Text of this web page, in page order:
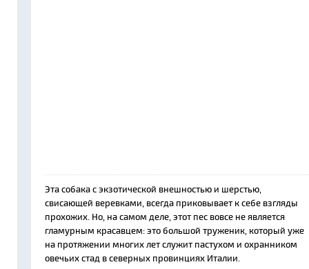
Эта собака с экзотической внешностью и шерстью,
свисающей веревками, всегда приковывает к себе взгляды
прохожих. Но, на самом деле, этот пес вовсе не является
гламурным красавцем: это большой труженик, который уже
на протяжении многих лет служит пастухом и охранником
овечьих стад в северных провинциях Италии.